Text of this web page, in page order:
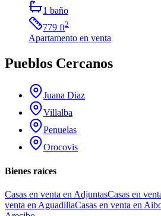
1 baño
779 ft2
Apartamento en venta
Pueblos Cercanos
Juana Diaz
Villalba
Penuelas
Orocovis
Bienes raíces
Casas en venta en AdjuntasCasas en
venta en AguadillaCasas en venta en